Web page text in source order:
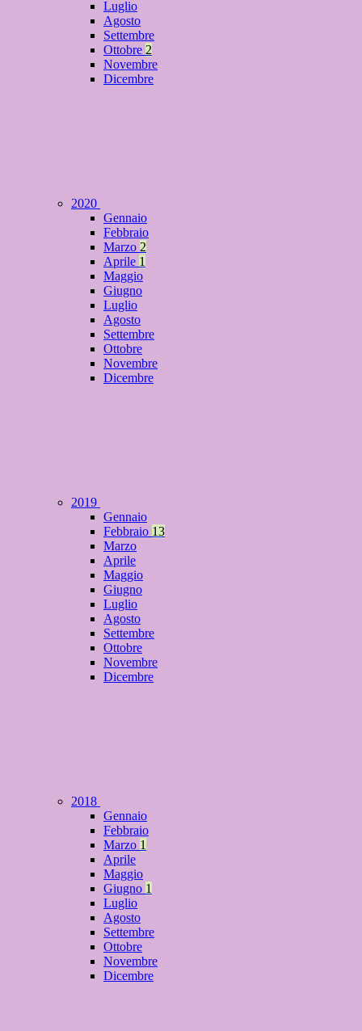
Luglio
Agosto
Settembre
Ottobre 2
Novembre
Dicembre
2020
Gennaio
Febbraio
Marzo 2
Aprile 1
Maggio
Giugno
Luglio
Agosto
Settembre
Ottobre
Novembre
Dicembre
2019
Gennaio
Febbraio 13
Marzo
Aprile
Maggio
Giugno
Luglio
Agosto
Settembre
Ottobre
Novembre
Dicembre
2018
Gennaio
Febbraio
Marzo 1
Aprile
Maggio
Giugno 1
Luglio
Agosto
Settembre
Ottobre
Novembre
Dicembre